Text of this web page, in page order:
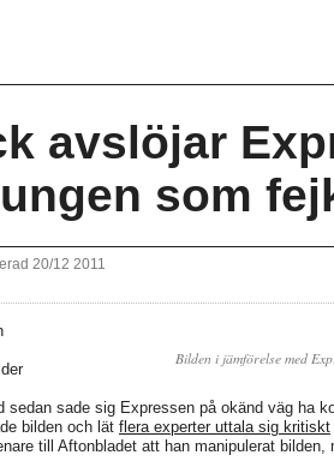
avslöjar
som
20/12 2011
Bilden i jämförelse med
sedan sade sig Expressen på okänd väg ha
bilden och lät flera experter uttala sig kritiskt
till Aftonbladet att han manipulerat bilden,